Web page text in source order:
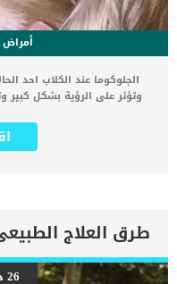
أمراض
الجلوكوما عند الكلاب احد
وتؤثر على الرؤية بشكل
وهي ناتجة عن عدم توازن في
اسبابها والوقاية منها
المتبقي عبر الزاوية القزحية
ومتسقًا إذا كان الصرف
26 ديسمبر 2022